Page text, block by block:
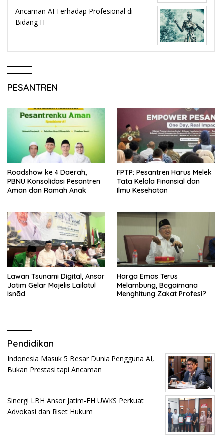
Ancaman AI Terhadap Profesional di
Bidang IT
PESANTREN
Roadshow ke 4 Daerah,
PBNU Konsolidasi Pesantren
Aman dan Ramah Anak
FPTP: Pesantren Harus Melek
Tata Kelola Finansial dan
Ilmu Kesehatan
Lawan Tsunami Digital, Ansor
Jatim Gelar Majelis Lailatul
Isnād
Harga Emas Terus
Melambung, Bagaimana
Menghitung Zakat Profesi?
Pendidikan
Indonesia Masuk 5 Besar Dunia Pengguna AI,
Bukan Prestasi tapi Ancaman
Sinergi LBH Ansor Jatim-FH UWKS Perkuat
Advokasi dan Riset Hukum